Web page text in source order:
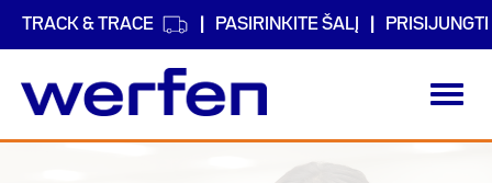
TRACK & TRACE PASIRINKITE ŠALĮ PRISIJUNGTI